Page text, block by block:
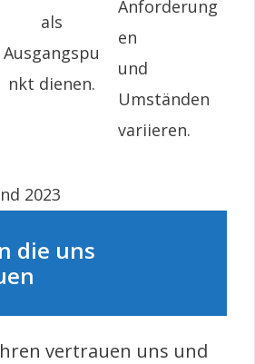
als
Ausgangspu
nkt dienen.
Anforderung
en
und
Umständen
variieren.
2023
die uns
vertrauen uns und